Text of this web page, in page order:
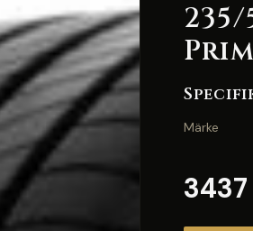
Märke
3437